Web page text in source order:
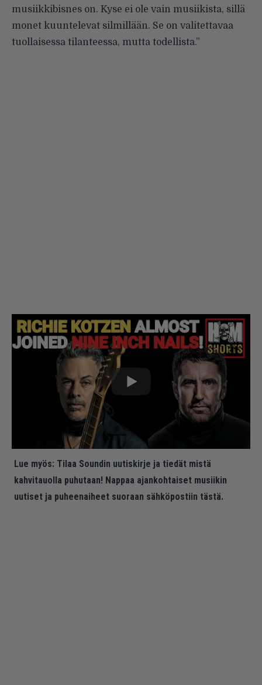
musiikkibisnes on. Kyse ei ole vain musiikista, sillä
monet kuuntelevat silmillään. Se on valitettavaa
tuollaisessa tilanteessa, mutta todellista.”
Lue myös: Tilaa Soundin uutiskirje ja tiedät mistä
kahvitauolla puhutaan! Nappaa ajankohtaiset musiikin
uutiset ja puheenaiheet suoraan sähköpostiin tästä.